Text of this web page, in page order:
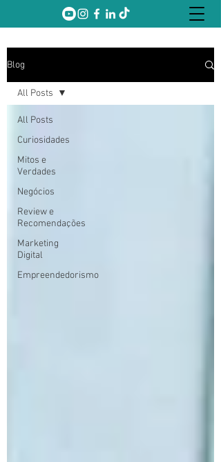
Blog
All Posts
Curiosidades
Mitos e
Verdades
Negócios
Review e
Recomendações
Marketing
Digital
Empreendedorismo
All Posts